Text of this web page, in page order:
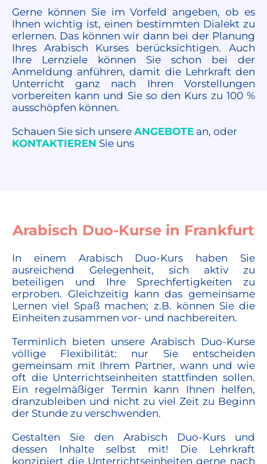
Gerne können Sie im Vorfeld angeben, ob es
Ihnen wichtig ist, einen bestimmten Dialekt zu
erlernen. Das können wir dann bei der Planung
Ihres Arabisch Kurses berücksichtigen. Auch
Ihre Lernziele können Sie schon bei der
Anmeldung anführen, damit die Lehrkraft den
Unterricht ganz nach Ihren Vorstellungen
vorbereiten kann und Sie so den Kurs zu 100 %
ausschöpfen können.
Schauen Sie sich unsereANGEBOTE an, oder
KONTAKTIEREN Sie uns
Arabisch Duo-Kurse in Frankfurt
In einem Arabisch Duo-Kurs haben Sie
ausreichend Gelegenheit, sich aktiv zu
beteiligen und Ihre Sprechfertigkeiten zu
erproben. Gleichzeitig kann das gemeinsame
Lernen viel Spaß machen; z.B. können Sie die
Einheiten zusammen vor- und nachbereiten.
Terminlich bieten unsere Arabisch Duo-Kurse
völlige Flexibilität: nur Sie entscheiden
gemeinsam mit Ihrem Partner, wann und wie
oft die Unterrichtseinheiten stattfinden sollen.
Ein regelmäßiger Termin kann Ihnen helfen,
dranzubleiben und nicht zu viel Zeit zu Beginn
der Stunde zu verschwenden.
Gestalten Sie den Arabisch Duo-Kurs und
dessen Inhalte selbst mit! Die Lehrkraft
konzipiert die Unterrichtseinheiten gerne nach